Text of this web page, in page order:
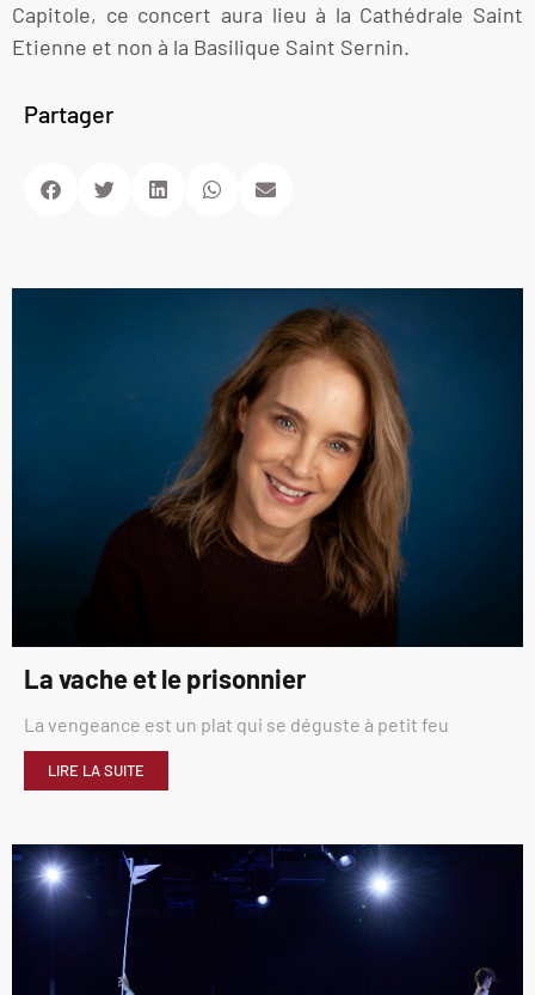
Capitole, ce concert aura lieu à la Cathédrale Saint
Etienne et non à la Basilique Saint Sernin.
Partager
La vache et le prisonnier
La vengeance est un plat qui se déguste à petit feu
LIRE LA SUITE